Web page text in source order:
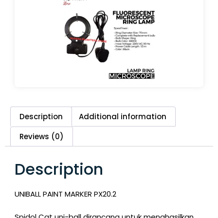
Description
Additional information
Reviews (0)
Description
UNIBALL PAINT MARKER PX20.2